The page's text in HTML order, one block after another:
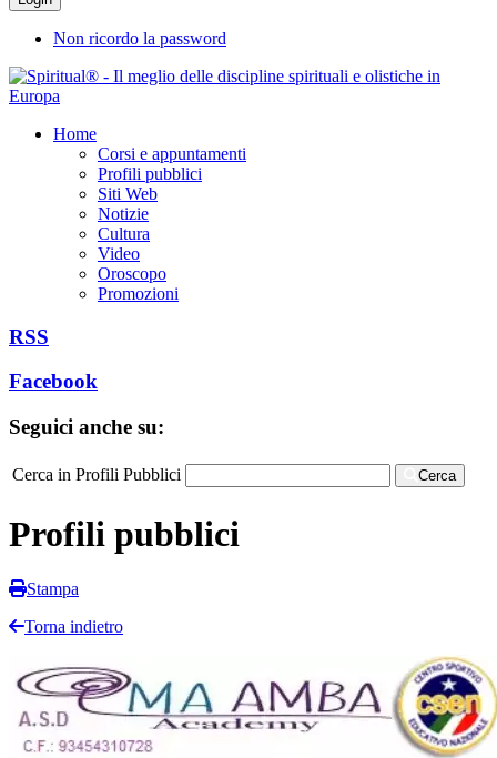
Non ricordo la password
Home
Corsi e appuntamenti
Profili pubblici
Siti Web
Notizie
Cultura
Video
Oroscopo
Promozioni
RSS
Facebook
Seguici anche su:
Cerca in Profili Pubblici Cerca
Profili pubblici
Stampa
Torna indietro